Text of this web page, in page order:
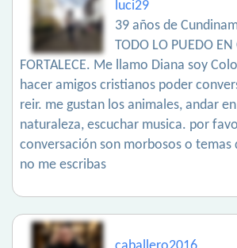
luci29
39 años de
TODO LO PUEDO EN
FORTALECE. Me llamo Diana soy
hacer amigos cristianos poder
reir. me gustan los animales, andar
naturaleza, escuchar musica. por
conversación son morbosos o temas
no me escribas